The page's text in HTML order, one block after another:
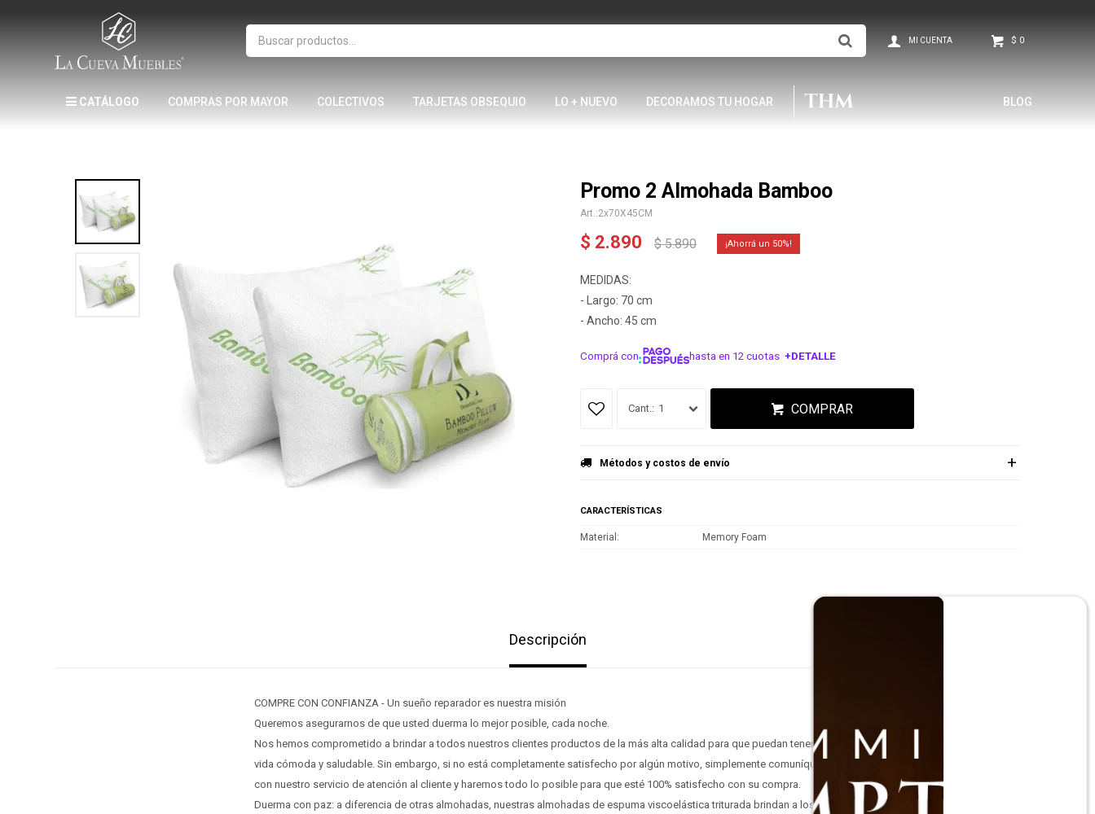
CATÁLOGO COMPRAS POR MAYOR COLECTIVOS TARJETAS OBSEQUIO LO + NUEVO DECORAMOS TU HOGAR BLOG
$ 0
Promo 2 Almohada Bamboo
2x70X45CM
$ 2.890 $ 5.890 50
MEDIDAS:
- Largo: 70 cm
- Ancho: 45 cm
Comprá con hasta en 12 cuotas +DETALLE
¡ME INTERESA!
1
COMPRAR
Métodos y costos de envío
CARACTERÍSTICAS
Material Memory Foam
Descripción
COMPRE CON CONFIANZA - Un sueño reparador es nuestra misión
Queremos asegurarnos de que usted duerma lo mejor posible, cada noche.
Nos hemos comprometido a brindar a todos nuestros clientes productos de la más alta calidad para que puedan tener una
vida cómoda y saludable. Sin embargo, si no está completamente satisfecho por algún motivo, simplemente comuníquese
con nuestro servicio de atención al cliente y haremos todo lo posible para que esté 100% satisfecho con su compra.
Duerma con paz: a diferencia de otras almohadas, nuestras almohadas de espuma viscoelástica triturada brindan a los